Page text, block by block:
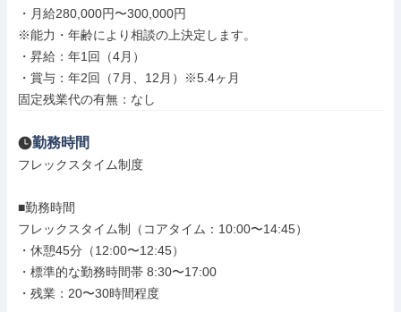
・月給280,000円〜300,000円
※能力・年齢により相談の上決定します。
・昇給：年1回（4月）
・賞与：年2回（7月、12月）※5.4ヶ月
固定残業代の有無：なし
勤務時間
フレックスタイム制度
■勤務時間
フレックスタイム制（コアタイム：10:00〜14:45）
・休憩45分（12:00〜12:45）
・標準的な勤務時間帯 8:30〜17:00
・残業：20〜30時間程度